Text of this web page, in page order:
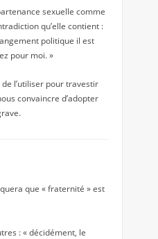
sexuelle comme
qu’elle contient :
politique il est
pour moi. »
l’utiliser pour travestir
convaincre d’adopter
que « fraternité » est
: « décidément, le